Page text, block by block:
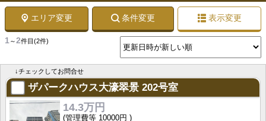
エリア変更 条件変更 表示変更
1～2件目 (2件)
↓チェックしてお問合せ
ザパークハウス大濠翠景 202号室
14.3万円
10000円